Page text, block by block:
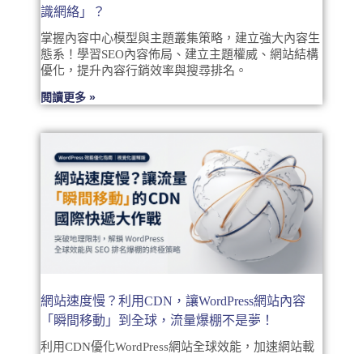
識網絡」？
掌握內容中心模型與主題叢集策略，建立強大內容生
態系！學習SEO內容佈局、建立主題權威、網站結構
優化，提升內容行銷效率與搜尋排名。
閱讀更多 »
網站速度慢？利用CDN，讓WordPress網站內容
「瞬間移動」到全球，流量爆棚不是夢！
利用CDN優化WordPress網站全球效能，加速網站載